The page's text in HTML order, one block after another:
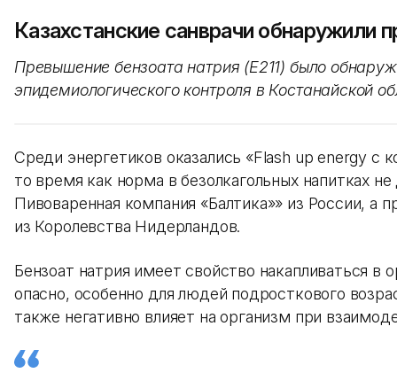
Казахстанские санврачи обнаружили
Превышение бензоата натрия (Е211) было
эпидемиологического контроля в Костанайской
Среди энергетиков оказались «Flash up energy
то время как норма в безолкагольных напитках
Пивоваренная компания «Балтика»» из России, а
из Королевства Нидерландов.
Бензоат натрия имеет свойство накапливаться в
опасно, особенно для людей подросткового
также негативно влияет на организм при